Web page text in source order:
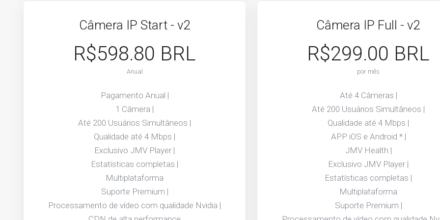
Câmera IP Start - v2
R$598.80 BRL
Anual
Pagamento Anual |
1 Câmera |
Até 200 Usuários Simultâneos |
Qualidade até 4 Mbps |
Exclusivo JMV Player |
Estatísticas completas |
Multiplataforma
Suporte Premium |
Processamento de vídeo com qualidade Nvidia |
Câmera IP Full - v2
R$299.00 BRL
por mês
Até 4 Câmeras |
Até 200 Usuários Simultâneos |
Qualidade até 4 Mbps |
APP iOS e Android * |
JMV Health |
Exclusivo JMV Player |
Estatísticas completas |
Multiplataforma
Suporte Premium |